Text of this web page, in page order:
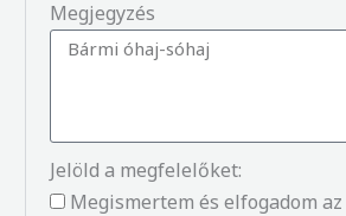
Megjegyzés
Jelöld a megfelelőket:
Megismertem és elfogadom